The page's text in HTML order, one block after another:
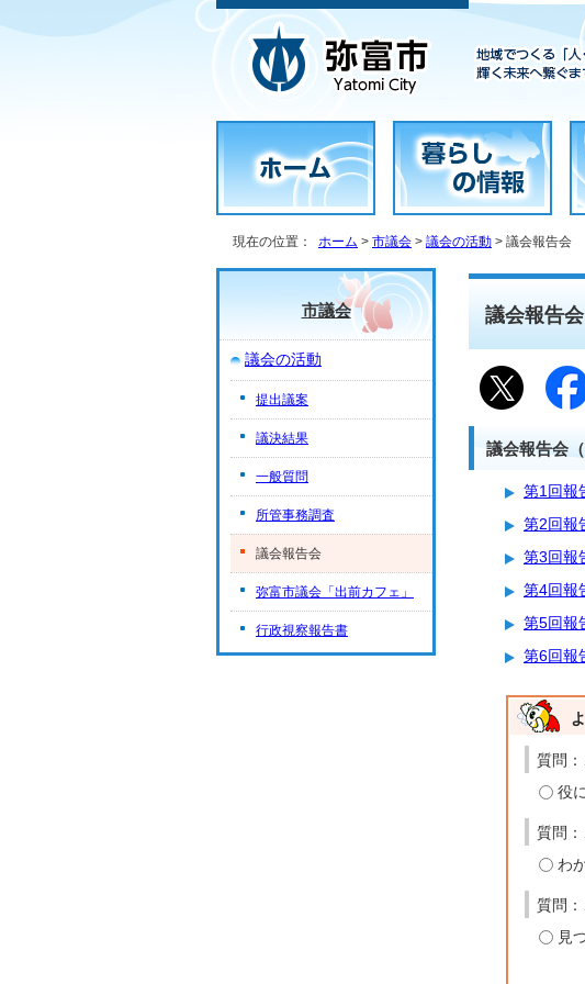
現在の位置： ホーム > 市議会 > 議会の活動 > 議会報告会
議会報告会
議会報告会
第1回報
第2回報
第3回報
第4回報
第5回報
第6回報
質問
役
質問
わ
質問
見
市議会
議会の活動
提出議案
議決結果
一般質問
所管事務調査
議会報告会
弥富市議会「出前カフェ」
行政視察報告書